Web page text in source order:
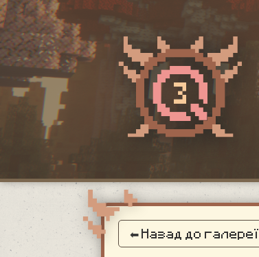
⬅ Назад до галереї